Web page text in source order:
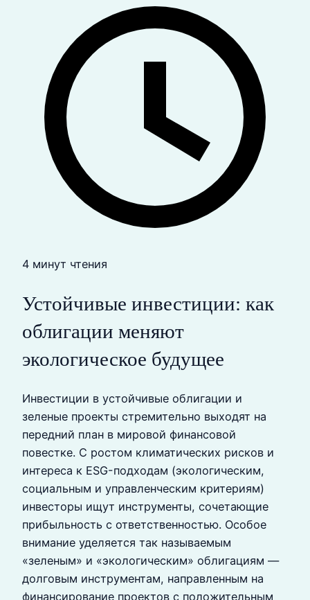
4 минут чтения
Устойчивые инвестиции: как
облигации меняют
экологическое будущее
Инвестиции в устойчивые облигации и
зеленые проекты стремительно выходят на
передний план в мировой финансовой
повестке. С ростом климатических рисков и
интереса к ESG-подходам (экологическим,
социальным и управленческим критериям)
инвесторы ищут инструменты, сочетающие
прибыльность с ответственностью. Особое
внимание уделяется так называемым
«зеленым» и «экологическим» облигациям —
долговым инструментам, направленным на
финансирование проектов с положительным